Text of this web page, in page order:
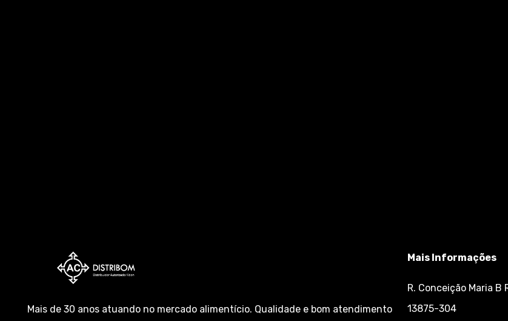
Mais de 30 anos atuando no mercado alimentício. Qualidade e bom atendimento
Mais Informações
R. Conceição Maria B
13875-304